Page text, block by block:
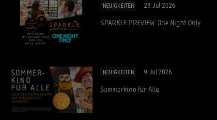
NEUIGKEITEN 28 Jul 2026
SPARKLE PREVIEW: One Night Only
NEUIGKEITEN 9 Jul 2026
Sommerkino für Alle